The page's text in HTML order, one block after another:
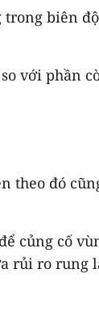
biên
với phần
theo đó
củng cố
rủi ro rung